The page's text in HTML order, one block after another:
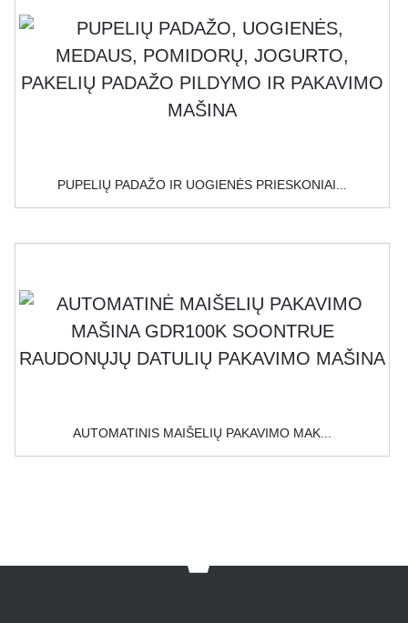
PUPELIŲ PADAŽO IR UOGIENĖS PRIESKONIAI...
AUTOMATINIS MAIŠELIŲ PAKAVIMO MAK...